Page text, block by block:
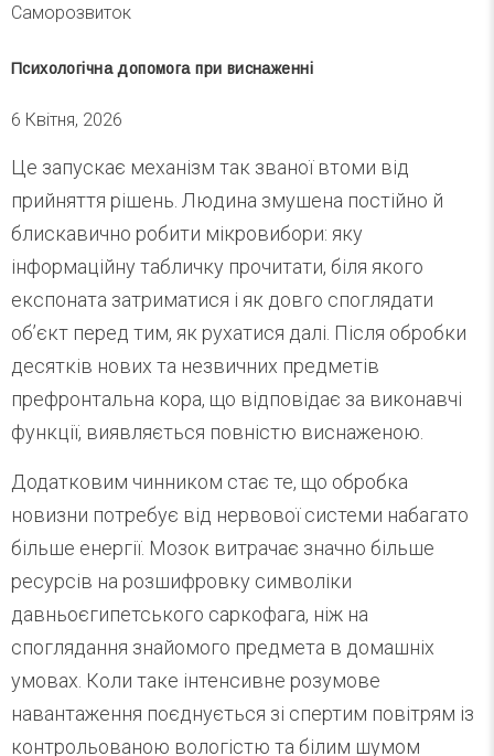
Саморозвиток
Психологічна допомога при виснаженні
6 Квітня, 2026
Це запускає механізм так званої втоми від
прийняття рішень. Людина змушена постійно й
блискавично робити мікровибори: яку
інформаційну табличку прочитати, біля якого
експоната затриматися і як довго споглядати
об’єкт перед тим, як рухатися далі. Після обробки
десятків нових та незвичних предметів
префронтальна кора, що відповідає за виконавчі
функції, виявляється повністю виснаженою.
Додатковим чинником стає те, що обробка
новизни потребує від нервової системи набагато
більше енергії. Мозок витрачає значно більше
ресурсів на розшифровку символіки
давньоєгипетського саркофага, ніж на
споглядання знайомого предмета в домашніх
умовах. Коли таке інтенсивне розумове
навантаження поєднується зі спертим повітрям із
контрольованою вологістю та білим шумом